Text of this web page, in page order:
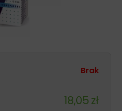
Brak
18,05zł